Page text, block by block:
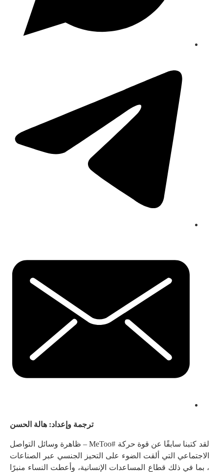
ترجمة وإعداد: هالة الحسن
لقد كتبنا سابقًا عن قوة حركة #MeToo – ظاهرة وسائل التواصل
الاجتماعي التي ألقت الضوء على التحيز الجنسي عبر الصناعات
، بما في ذلك قطاع المساعدات الإنسانية، وأعطت النساء منبرًا